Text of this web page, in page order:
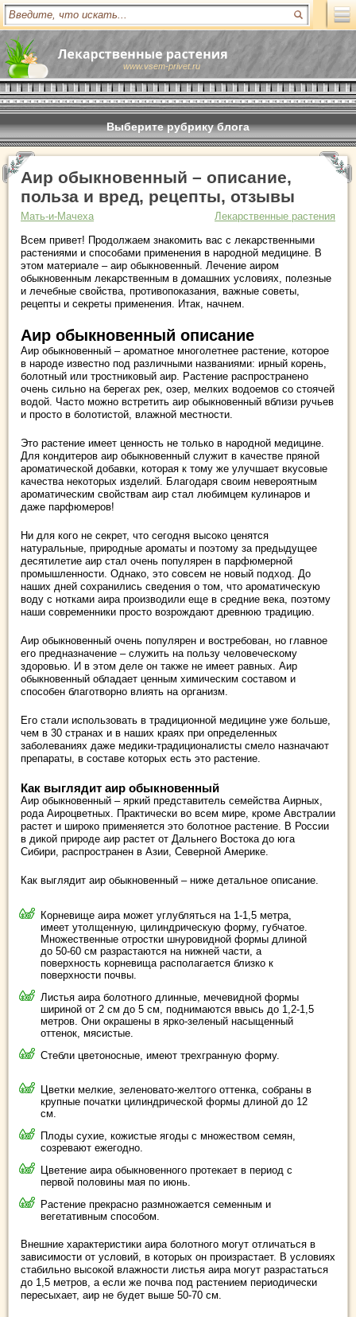
www.vsem-privet.ru
Выберите рубрику блога
Аир обыкновенный – описание,
польза и вред, рецепты, отзывы
Мать-и-Мачеха
Лекарственные растения
Всем привет! Продолжаем знакомить вас с лекарственными
растениями и способами применения в народной медицине. В
этом материале – аир обыкновенный. Лечение аиром
обыкновенным лекарственным в домашних условиях, полезные
и лечебные свойства, противопоказания, важные советы,
рецепты и секреты применения. Итак, начнем.
Аир обыкновенный описание
Аир обыкновенный – ароматное многолетнее растение, которое
в народе известно под различными названиями: ирный корень,
болотный или тростниковый аир. Растение распространено
очень сильно на берегах рек, озер, мелких водоемов со стоячей
водой. Часто можно встретить аир обыкновенный вблизи ручьев
и просто в болотистой, влажной местности.
Это растение имеет ценность не только в народной медицине.
Для кондитеров аир обыкновенный служит в качестве пряной
ароматической добавки, которая к тому же улучшает вкусовые
качества некоторых изделий. Благодаря своим невероятным
ароматическим свойствам аир стал любимцем кулинаров и
даже парфюмеров!
Ни для кого не секрет, что сегодня высоко ценятся
натуральные, природные ароматы и поэтому за предыдущее
десятилетие аир стал очень популярен в парфюмерной
промышленности. Однако, это совсем не новый подход. До
наших дней сохранились сведения о том, что ароматическую
воду с нотками аира производили еще в средние века, поэтому
наши современники просто возрождают древнюю традицию.
Аир обыкновенный очень популярен и востребован, но главное
его предназначение – служить на пользу человеческому
здоровью. И в этом деле он также не имеет равных. Аир
обыкновенный обладает ценным химическим составом и
способен благотворно влиять на организм.
Его стали использовать в традиционной медицине уже больше,
чем в 30 странах и в наших краях при определенных
заболеваниях даже медики-традиционалисты смело назначают
препараты, в составе которых есть это растение.
Как выглядит аир обыкновенный
Аир обыкновенный – яркий представитель семейства Аирных,
рода Аироцветных. Практически во всем мире, кроме Австралии
растет и широко применяется это болотное растение. В России
в дикой природе аир растет от Дальнего Востока до юга
Сибири, распространен в Азии, Северной Америке.
Как выглядит аир обыкновенный – ниже детальное описание.
Корневище аира может углубляться на 1-1,5 метра,
имеет утолщенную, цилиндрическую форму, губчатое.
Множественные отростки шнуровидной формы длиной
до 50-60 см разрастаются на нижней части, а
поверхность корневища располагается близко к
поверхности почвы.
Листья аира болотного длинные, мечевидной формы
шириной от 2 см до 5 см, поднимаются ввысь до 1,2-1,5
метров. Они окрашены в ярко-зеленый насыщенный
оттенок, мясистые.
Стебли цветоносные, имеют трехгранную форму.
Цветки мелкие, зеленовато-желтого оттенка, собраны в
крупные початки цилиндрической формы длиной до 12
см.
Плоды сухие, кожистые ягоды с множеством семян,
созревают ежегодно.
Цветение аира обыкновенного протекает в период с
первой половины мая по июнь.
Растение прекрасно размножается семенным и
вегетативным способом.
Внешние характеристики аира болотного могут отличаться в
зависимости от условий, в которых он произрастает. В условиях
стабильно высокой влажности листья аира могут разрастаться
до 1,5 метров, а если же почва под растением периодически
пересыхает, аир не будет выше 50-70 см.